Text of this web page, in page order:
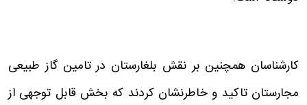
کارشناسان همچنین بر نقش بلغارستان در تامین گاز طبیعی
مجارستان تاکید و خاطرنشان کردند که بخش قابل توجهی از